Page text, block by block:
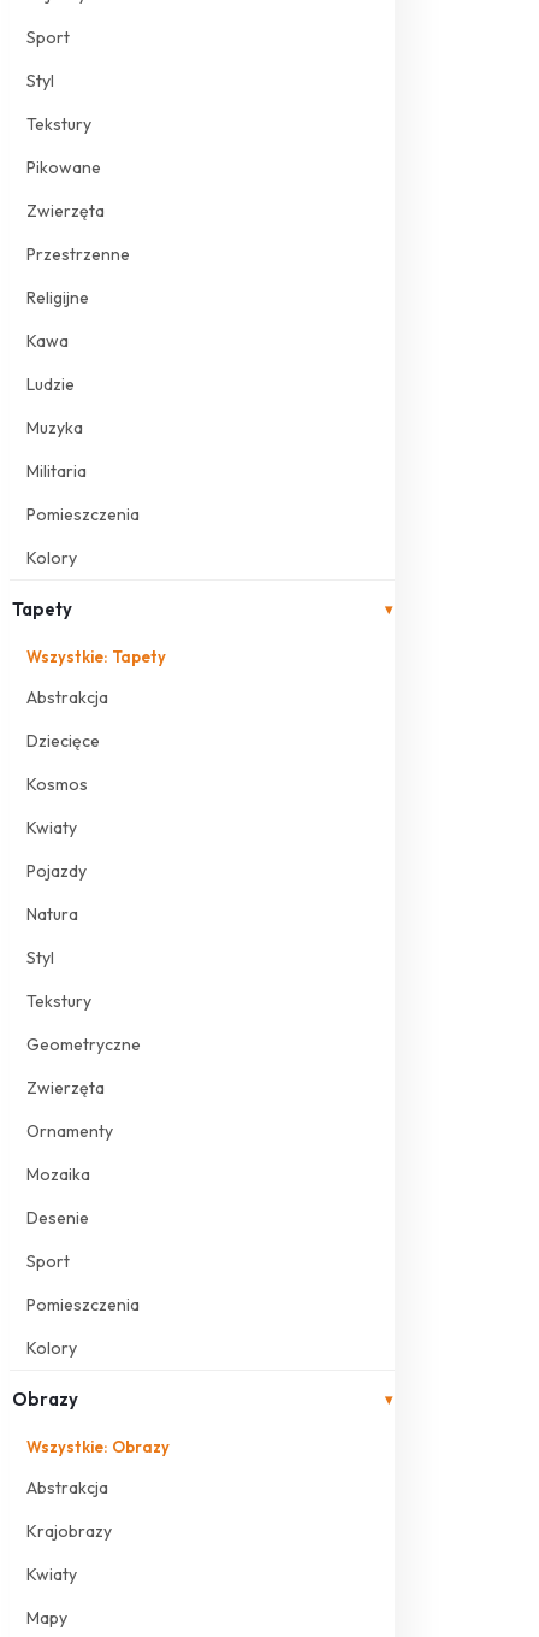
Sport
Styl
Tekstury
Pikowane
Zwierzęta
Przestrzenne
Religijne
Kawa
Ludzie
Muzyka
Militaria
Pomieszczenia
Kolory
Tapety ▾
Wszystkie: Tapety
Abstrakcja
Dziecięce
Kosmos
Kwiaty
Pojazdy
Natura
Styl
Tekstury
Geometryczne
Zwierzęta
Ornamenty
Mozaika
Desenie
Sport
Pomieszczenia
Kolory
Obrazy ▾
Wszystkie: Obrazy
Abstrakcja
Krajobrazy
Kwiaty
Mapy